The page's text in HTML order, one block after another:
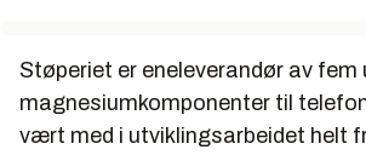
Støperiet er eneleverandør av fem
magnesiumkomponenter til
vært med i utviklingsarbeidet helt